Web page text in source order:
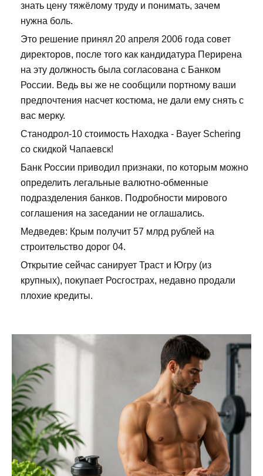
знать цену тяжёлому труду и понимать, зачем
нужна боль.
Это решение принял 20 апреля 2006 года совет
директоров, после того как кандидатура Перирена
на эту должность была согласована с Банком
России. Ведь вы же не сообщили портному ваши
предпочтения насчет костюма, не дали ему снять с
вас мерку.
Станодрол-10 стоимость Находка - Bayer Schering
со скидкой Чапаевск!
Банк России приводил признаки, по которым можно
определить легальные валютно-обменные
подразделения банков. Подробности мирового
соглашения на заседании не оглашались.
Медведев: Крым получит 57 млрд рублей на
строительство дорог 04.
Открытие сейчас санирует Траст и Югру (из
крупных), покупает Росгострах, недавно продали
плохие кредиты.